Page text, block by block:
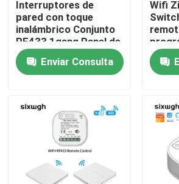
Sobre nosotros
Viaje de la fábrica
Control de calidad
Éntrenos en contacto con
Interruptores de
pared con toque
inalámbrico Conjunto
RF433 1gang Panel de
vidrio de lujo Control
remoto Interruptor de
luz soporte de control
Enviar Consulta
Wifi